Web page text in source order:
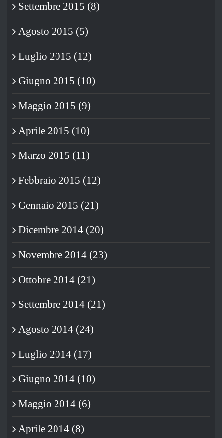
Settembre 2015 (8)
Agosto 2015 (5)
Luglio 2015 (12)
Giugno 2015 (10)
Maggio 2015 (9)
Aprile 2015 (10)
Marzo 2015 (11)
Febbraio 2015 (12)
Gennaio 2015 (21)
Dicembre 2014 (20)
Novembre 2014 (23)
Ottobre 2014 (21)
Settembre 2014 (21)
Agosto 2014 (24)
Luglio 2014 (17)
Giugno 2014 (10)
Maggio 2014 (6)
Aprile 2014 (8)